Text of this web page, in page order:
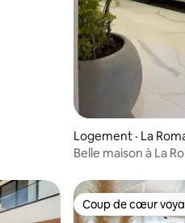
Logement · La
Belle maison à La
Coup de cœur
Coup de cœur